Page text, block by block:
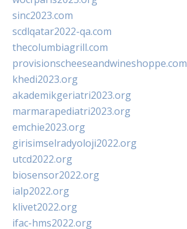
sinc2023.com
scdlqatar2022-qa.com
thecolumbiagrill.com
provisionscheeseandwineshoppe.com
khedi2023.org
akademikgeriatri2023.org
marmarapediatri2023.org
emchie2023.org
girisimselradyoloji2022.org
utcd2022.org
biosensor2022.org
ialp2022.org
klivet2022.org
ifac-hms2022.org